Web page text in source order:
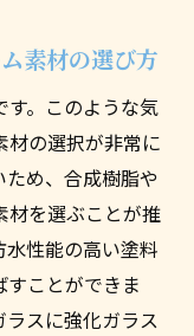
素材の選び方
。このような気
材の選択が非常に
め、合成樹脂や
材を選ぶことが推
性能の高い塗料
ことができま
スに強化ガラス